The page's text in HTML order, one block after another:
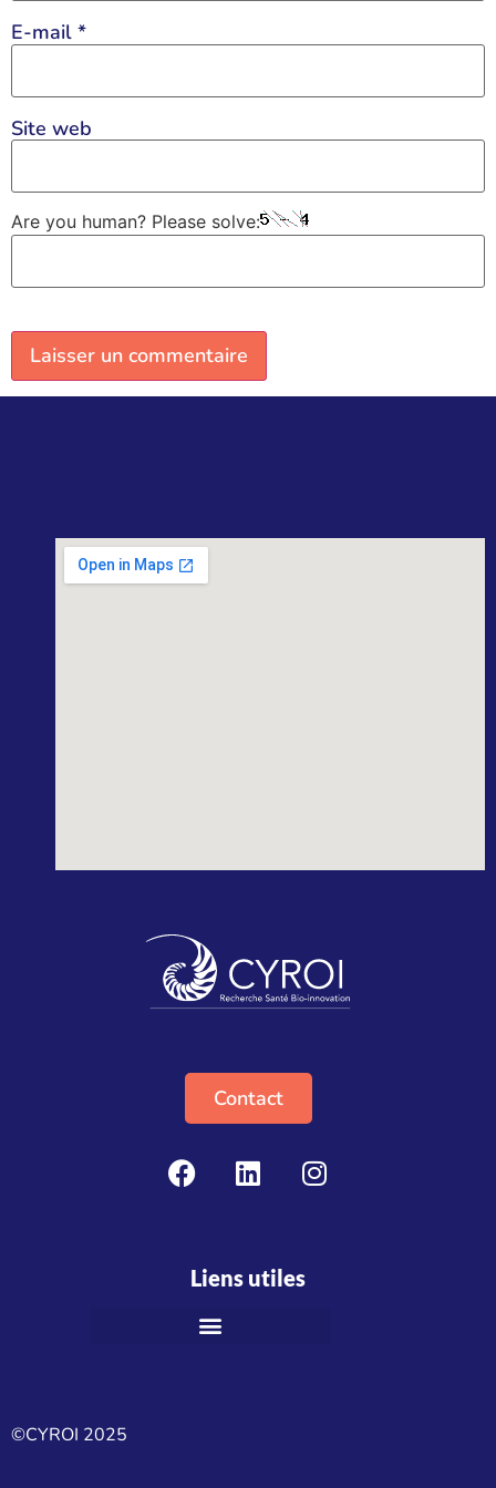
E-mail *
Site web
Are you human? Please solve:
Contact
Liens utiles
©CYROI 2025